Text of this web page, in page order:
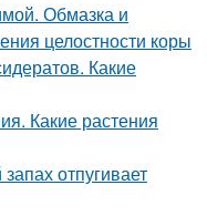
Обмазка и
целостности коры
Какие
Какие растения
отпугивает